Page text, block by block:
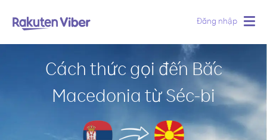
Đăng nhập
Cách thức gọi đến Bắc
Macedonia từ Séc-bi